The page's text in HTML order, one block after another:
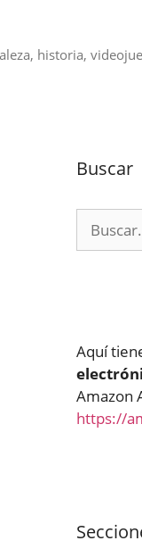
historia,
Buscar
Aquí
Amazon
https://